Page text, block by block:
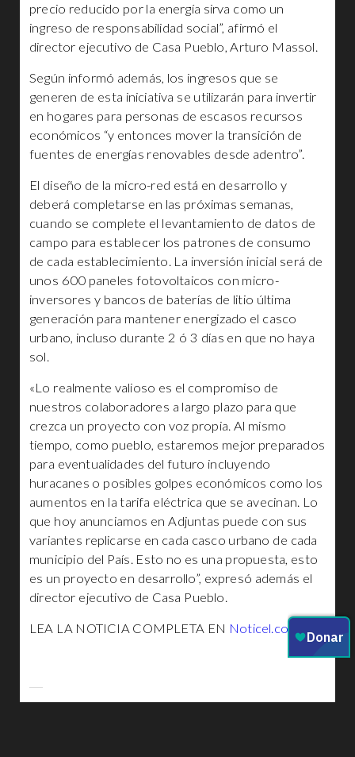
precio reducido por la energía sirva como un
ingreso de responsabilidad social”, afirmó el
director ejecutivo de Casa Pueblo, Arturo Massol.
Según informó además, los ingresos que se
generen de esta iniciativa se utilizarán para invertir
en hogares para personas de escasos recursos
económicos “y entonces mover la transición de
fuentes de energías renovables desde adentro”.
El diseño de la micro-red está en desarrollo y
deberá completarse en las próximas semanas,
cuando se complete el levantamiento de datos de
campo para establecer los patrones de consumo
de cada establecimiento. La inversión inicial será de
unos 600 paneles fotovoltaicos con micro-
inversores y bancos de baterías de litio última
generación para mantener energizado el casco
urbano, incluso durante 2 ó 3 días en que no haya
sol.
«Lo realmente valioso es el compromiso de
nuestros colaboradores a largo plazo para que
crezca un proyecto con voz propia. Al mismo
tiempo, como pueblo, estaremos mejor preparados
para eventualidades del futuro incluyendo
huracanes o posibles golpes económicos como los
aumentos en la tarifa eléctrica que se avecinan. Lo
que hoy anunciamos en Adjuntas puede con sus
variantes replicarse en cada casco urbano de cada
municipio del País. Esto no es una propuesta, esto
es un proyecto en desarrollo”, expresó además el
director ejecutivo de Casa Pueblo.
LEA LA NOTICIA COMPLETA EN Noticel.com